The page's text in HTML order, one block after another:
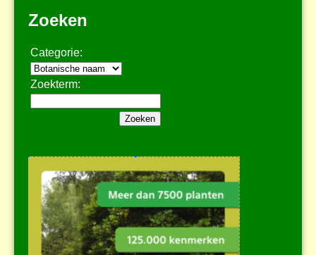
Zoeken
Categorie:
Zoekterm: